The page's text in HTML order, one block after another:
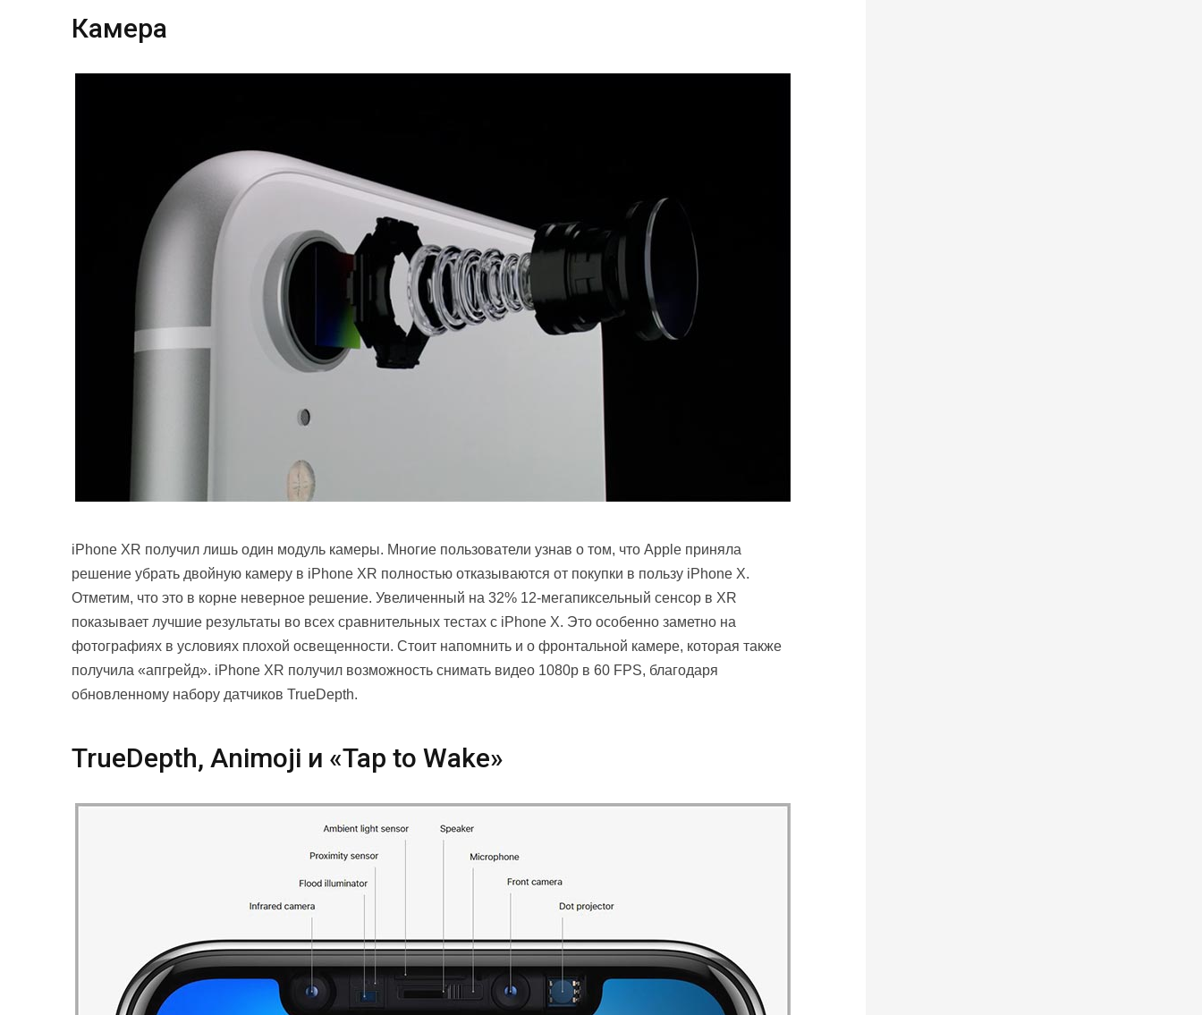
Камера
iPhone XR получил лишь один модуль камеры. Многие пользователи узнав о том, что Apple приняла
решение убрать двойную камеру в iPhone XR полностью отказываются от покупки в пользу iPhone X.
Отметим, что это в корне неверное решение. Увеличенный на 32% 12-мегапиксельный сенсор в XR
показывает лучшие результаты во всех сравнительных тестах с iPhone X. Это особенно заметно на
фотографиях в условиях плохой освещенности. Стоит напомнить и о фронтальной камере, которая также
получила «апгрейд». iPhone XR получил возможность снимать видео 1080p в 60 FPS, благодаря
обновленному набору датчиков TrueDepth.
TrueDepth, Animoji и «Tap to Wake»